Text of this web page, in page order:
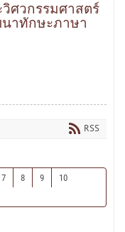
ศวกรรมศาสตร์
นาทักษะภาษา
READ MORE
RSS
7 8 9
10